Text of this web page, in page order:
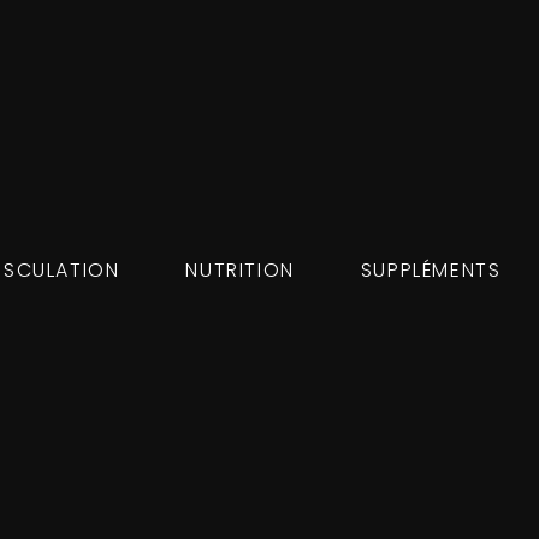
NUTRITION SUPPLÉMENTS